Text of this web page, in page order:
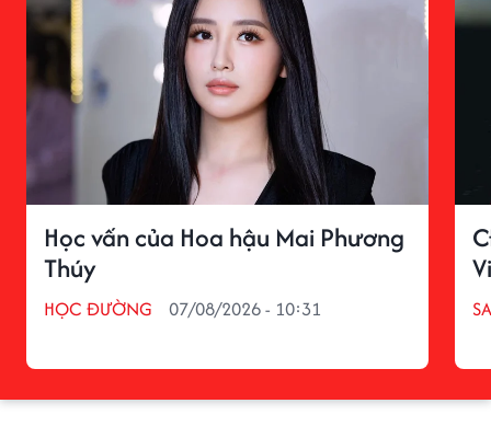
Học vấn của Hoa hậu Mai Phương
Thúy
HỌC ĐƯỜNG 07/08/2026 - 10:31